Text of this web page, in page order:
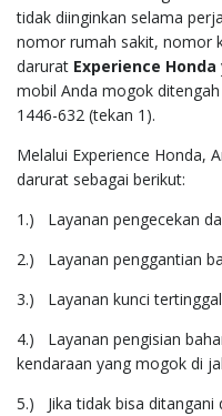
tidak diinginkan selama
nomor rumah sakit, nomor
darurat Experience Honda
mobil Anda mogok
1446-632 (tekan 1).
Melalui Experience Honda,
darurat sebagai berikut:
1.) Layanan pengecekan
2.) Layanan penggantian
3.) Layanan kunci
4.) Layanan pengisian
kendaraan yang mogok di
5.) Jika tidak bisa ditangani